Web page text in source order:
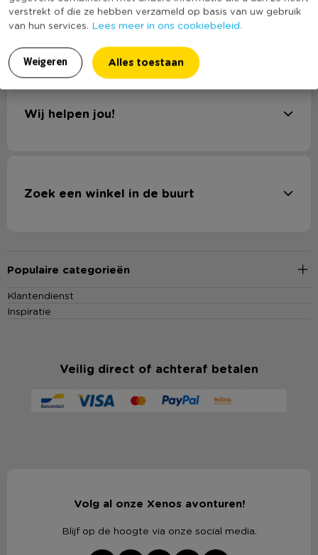
verstrekt of die ze hebben verzameld op basis van uw gebruik
van hun services. Lees meer in ons cookiebeleid.
Weigeren Alles toestaan
aanmelden
Wij helpen jou!
Zoek een winkel in de buurt
Populaire categorieën
Klantendienst
Inspiratie
Veilig direct of achteraf betalen
Volg al onze Xenos avonturen!
Blijf op de hoogte via onze social media.